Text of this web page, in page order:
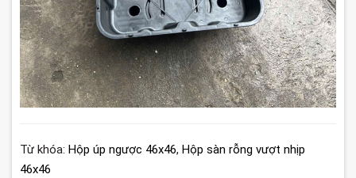
Từ khóa: Hộp úp ngược 46x46, Hộp sàn rỗng vượt nhịp
46x46